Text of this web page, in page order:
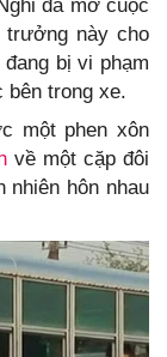
đã mở cuộc
này cho
bị vi phạm
bên trong xe.
một phen xôn
về một cặp đôi
nhiên hôn nhau